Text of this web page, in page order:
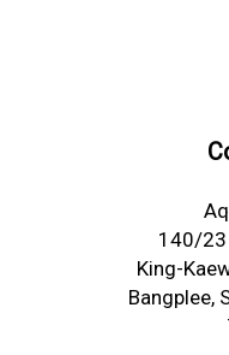
140/23
King-
Bangplee,